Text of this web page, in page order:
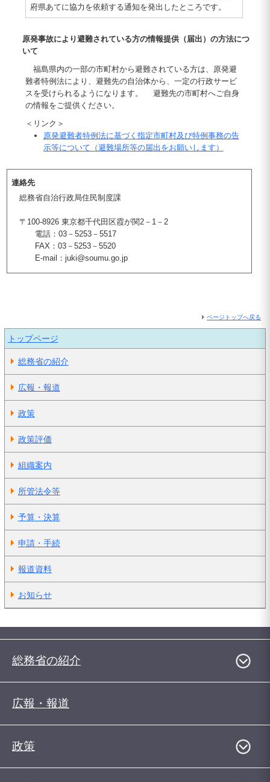
府県あてに協力を依頼する通知を発出したところです。
原発事故により避難されている方の情報提供（届出）の方法につ
いて
福島県内の一部の市町村から避難されている方は、原発避
難者特例法により、避難先の自治体から、一定の行政サービ
スを受けられるようになります。 避難先の市町村へご自身
の情報をご提供ください。
＜リンク＞
原発避難者特例法に基づく指定市町村及び特例事務の告
示等について（避難場所等の届出をお願いします）
連絡先
総務省自治行政局住民制度課
〒100-8926 東京都千代田区霞が関2－1－2
電話：03－5253－5517
FAX：03－5253－5520
E-mail：juki@soumu.go.jp
ページトップへ戻る
トップページ
総務省の紹介
広報・報道
政策
政策評価
組織案内
所管法令等
予算・決算
申請・手続
報道資料
お知らせ
総務省の紹介
広報・報道
政策